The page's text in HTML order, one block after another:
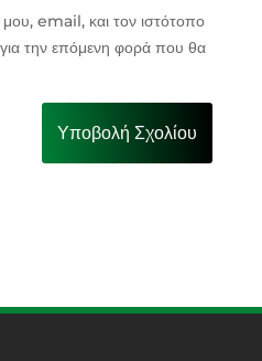
email, και τον ιστότοπο
την επόμενη φορά που θα
Υποβολή Σχολίου